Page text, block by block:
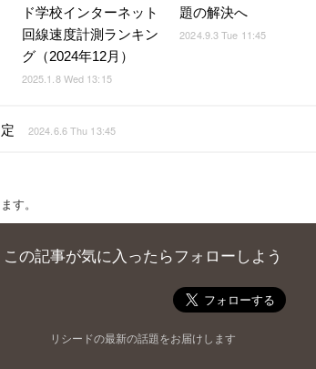
ド学校インターネット
回線速度計測ランキン
グ（2024年12月）
2025.1.8 Wed 13:15
題の解決へ
2024.9.3 Tue 11:45
2024.6.6 Thu 13:45
す。
この記事が気に入ったらフォローしよう
リシードの最新の話題をお届けします